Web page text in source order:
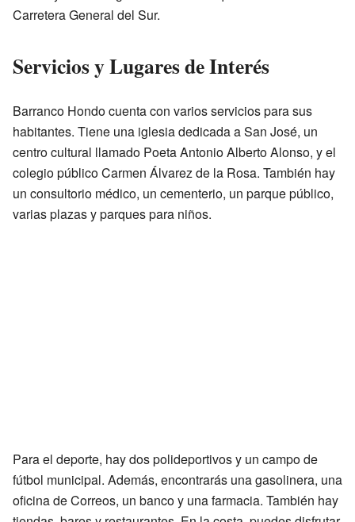
Carretera General del Sur.
Servicios y Lugares de Interés
Barranco Hondo cuenta con varios servicios para sus
habitantes. Tiene una iglesia dedicada a San José, un
centro cultural llamado Poeta Antonio Alberto Alonso, y el
colegio público Carmen Álvarez de la Rosa. También hay
un consultorio médico, un cementerio, un parque público,
varias plazas y parques para niños.
Para el deporte, hay dos polideportivos y un campo de
fútbol municipal. Además, encontrarás una gasolinera, una
oficina de Correos, un banco y una farmacia. También hay